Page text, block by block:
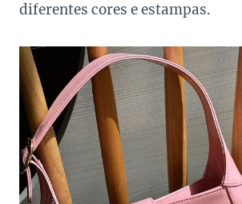
diferentes cores e estampas.